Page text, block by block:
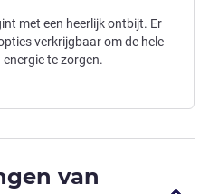
met een heerlijk ontbijt. Er
verkrijgbaar om de hele
te zorgen.
van